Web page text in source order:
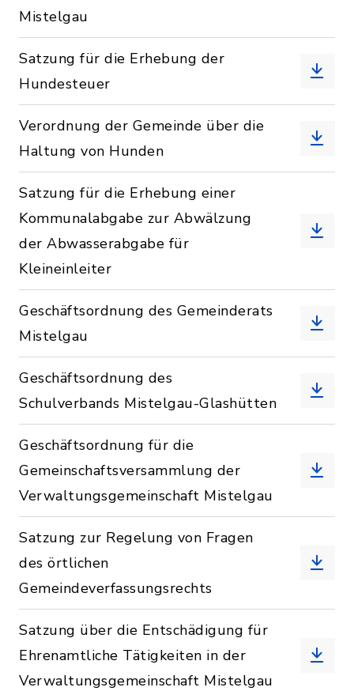
Mistelgau
Satzung für die Erhebung der
Hundesteuer
Verordnung der Gemeinde über die
Haltung von Hunden
Satzung für die Erhebung einer
Kommunalabgabe zur Abwälzung
der Abwasserabgabe für
Kleineinleiter
Geschäftsordnung des Gemeinderats
Mistelgau
Geschäftsordnung des
Schulverbands Mistelgau-Glashütten
Geschäftsordnung für die
Gemeinschaftsversammlung der
Verwaltungsgemeinschaft Mistelgau
Satzung zur Regelung von Fragen
des örtlichen
Gemeindeverfassungsrechts
Satzung über die Entschädigung für
Ehrenamtliche Tätigkeiten in der
Verwaltungsgemeinschaft Mistelgau